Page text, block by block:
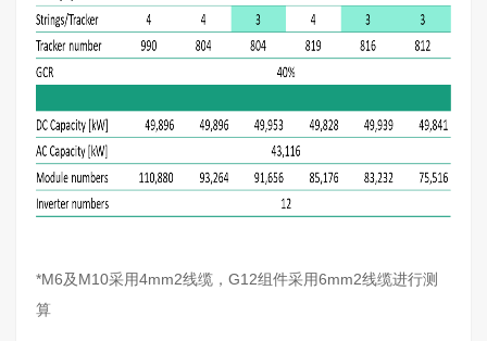
*M6及M10采用4mm2线缆，G12组件采用6mm2线缆进行测
算